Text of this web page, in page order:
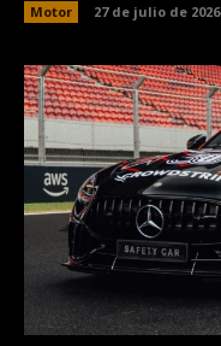
Motor 27 de julio de 2026